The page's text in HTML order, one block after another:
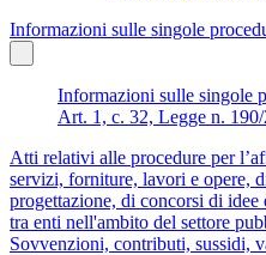
Informazioni sulle singole
Informazioni sulle singole
Art. 1, c. 32, Legge n.
Atti relativi alle procedure per
servizi, forniture, lavori e opere,
progettazione, di concorsi di
tra enti nell'ambito del settore
Sovvenzioni, contributi, sussidi,